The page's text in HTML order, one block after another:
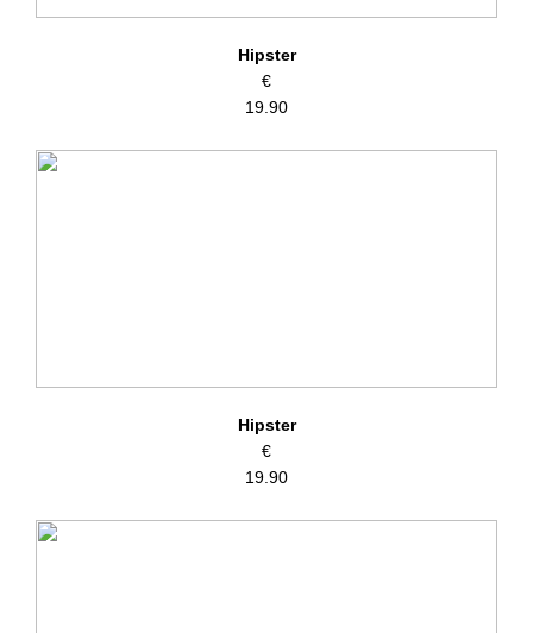
Hipster
€
19.90
Hipster
€
19.90